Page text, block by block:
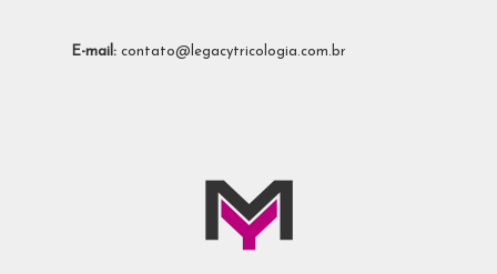
E-mail: contato@legacytricologia.com.br